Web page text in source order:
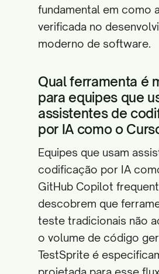
fundamental em como
verificada no
moderno de software.
Qual ferramenta é
para equipes que
assistentes de
por IA como o
Equipes que usam
codificação por IA
GitHub Copilot
descobrem que
teste tradicionais não
o volume de código
TestSprite é